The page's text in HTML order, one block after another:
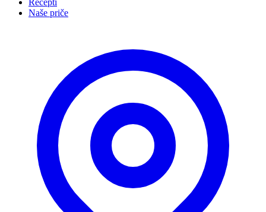
Recepti
Naše priče